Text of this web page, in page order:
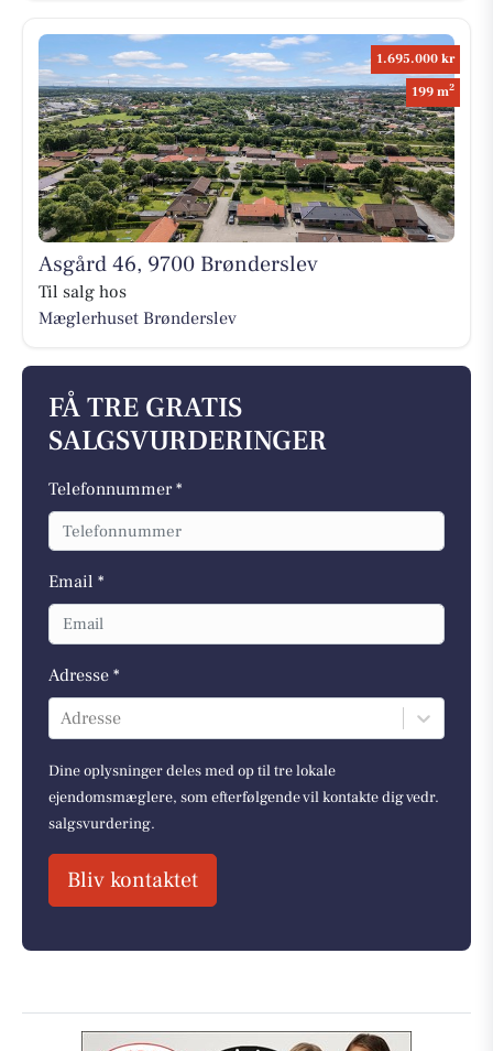
1.695.000 kr
199 m2
Asgård 46, 9700 Brønderslev
Til salg hos
Mæglerhuset Brønderslev
FÅ TRE GRATIS
SALGSVURDERINGER
Telefonnummer *
Email *
Adresse *
Adresse
Dine oplysninger deles med op til tre lokale
ejendomsmæglere, som efterfølgende vil kontakte dig vedr.
salgsvurdering.
Bliv kontaktet